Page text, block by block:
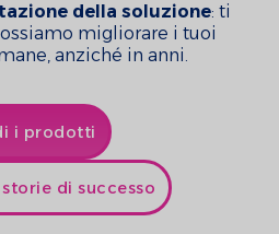
della soluzione: ti
migliorare i tuoi
anziché in anni.
i prodotti
di successo